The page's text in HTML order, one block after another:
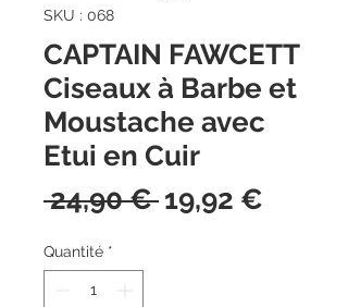
SKU : 068
CAPTAIN FAWCETT
Ciseaux à Barbe et
Moustache avec
Etui en Cuir
24,90 € Prix
19,92 €
Quantité *